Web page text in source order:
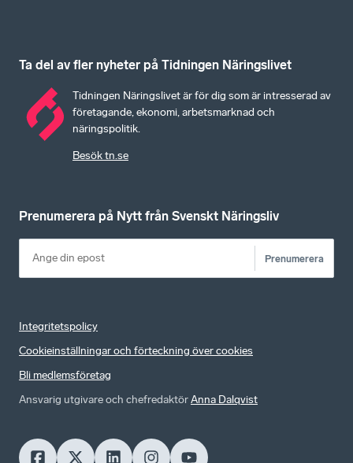
Ta del av fler nyheter på Tidningen Näringslivet
Tidningen Näringslivet är för dig som är intresserad av
företagande, ekonomi, arbetsmarknad och
näringspolitik.
Besök tn.se
Prenumerera på Nytt från Svenskt Näringsliv
Prenumerera
Integritetspolicy
Cookieinställningar och förteckning över cookies
Bli medlemsföretag
Ansvarig utgivare och chefredaktörAnna Dalqvist